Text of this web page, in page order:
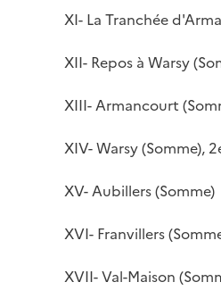
XI- La Tranchée
XII- Repos à Warsy
XIII- Armancourt
XIV- Warsy (Somme),
XV- Aubillers (Somme)
XVI- Franvillers
XVII- Val-Maison